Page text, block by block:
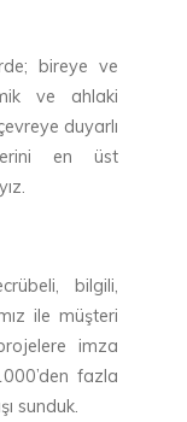
bireye ve
ve ahlaki
duyarlı
en üst
bilgili,
ile müşteri
imza
fazla
sunduk.